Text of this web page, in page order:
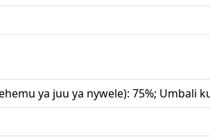
ya juu ya nywele): 75%; Umbali